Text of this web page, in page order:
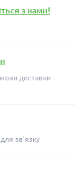
з нами!
доставки
зв'язку